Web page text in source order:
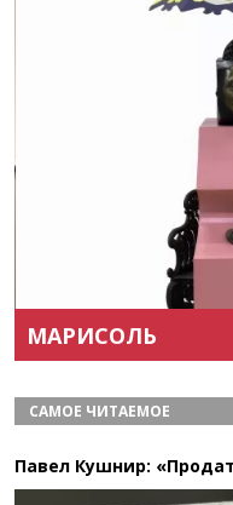
МАРИСОЛЬ
САМОЕ ЧИТАЕМОЕ
Павел Кушнир: